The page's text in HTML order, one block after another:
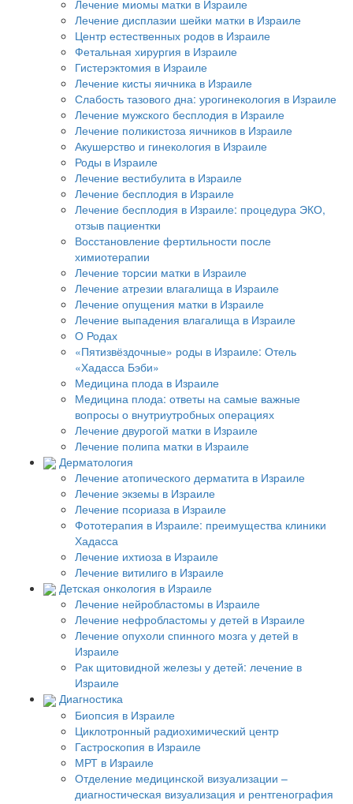
Лечение миомы матки в Израиле
Лечение дисплазии шейки матки в Израиле
Центр естественных родов в Израиле
Фетальная хирургия в Израиле
Гистерэктомия в Израиле
Лечение кисты яичника в Израиле
Слабость тазового дна: урогинекология в Израиле
Лечение мужского бесплодия в Израиле
Лечение поликистоза яичников в Израиле
Акушерство и гинекология в Израиле
Роды в Израиле
Лечение вестибулита в Израиле
Лечение бесплодия в Израиле
Лечение бесплодия в Израиле: процедура ЭКО,
отзыв пациентки
Восстановление фертильности после
химиотерапии
Лечение торсии матки в Израиле
Лечение атрезии влагалища в Израиле
Лечение опущения матки в Израиле
Лечение выпадения влагалища в Израиле
О Родах
«Пятизвёздочные» роды в Израиле: Отель
«Хадасса Бэби»
Медицина плода в Израиле
Медицина плода: ответы на самые важные
вопросы о внутриутробных операциях
Лечение двурогой матки в Израиле
Лечение полипа матки в Израиле
Дерматология
Лечение атопического дерматита в Израиле
Лечение экземы в Израиле
Лечение псориаза в Израиле
Фототерапия в Израиле: преимущества клиники
Хадасса
Лечение ихтиоза в Израиле
Лечение витилиго в Израиле
Детская онкология в Израиле
Лечение нейробластомы в Израиле
Лечение нефробластомы у детей в Израиле
Лечение опухоли спинного мозга у детей в
Израиле
Рак щитовидной железы у детей: лечение в
Израиле
Диагностика
Биопсия в Израиле
Циклотронный радиохимический центр
Гастроскопия в Израиле
МРТ в Израиле
Отделение медицинской визуализации –
диагностическая визуализация и рентгенография